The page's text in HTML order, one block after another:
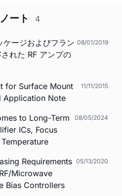
ート 4
ージおよびフラン
れた RF アンプの
08/01/2019
for Surface Mount
Application Note
11/11/2015
to Long-Term
ICs, Focus
08/05/2024
Requirements
Microwave
Bias Controllers
05/13/2020